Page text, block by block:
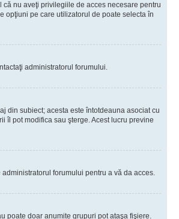
nu aveţi privilegiile de acces necesare pentru
opţiuni pe care utilizatorul de poate selecta în
administratorul forumului.
din subiect; acesta este întotdeauna asociat cu
îl pot modifica sau şterge. Acest lucru previne
forumului pentru a vă da acces.
poate doar anumite grupuri pot ataşa fişiere.